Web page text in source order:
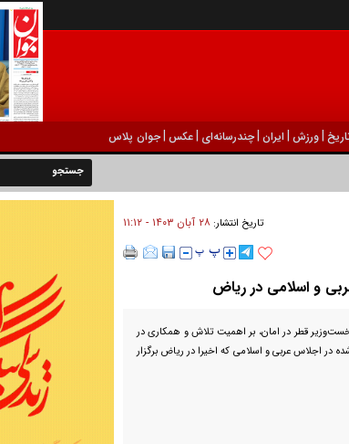
|ورزش | ايران |چندرسانه‌ای |عکس |جوان پلاس
تاریخ انتشار:۲۸ آبان ۱۴۰۳ - ۱۱:۱۲
و اسلامی در ریاض
قطر در امان، بر اهمیت تلاش و همکاری در
در اجلاس عربی و اسلامی که اخیرا در ریاض برگزار